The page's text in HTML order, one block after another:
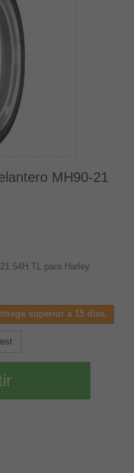
MH90-21
54H TL para Harley
superior a 15 días.